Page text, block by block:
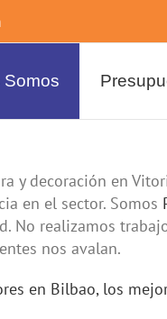
Somos
y decoración en
en el sector. Somos
No realizamos
nos avalan.
en Bilbao, los